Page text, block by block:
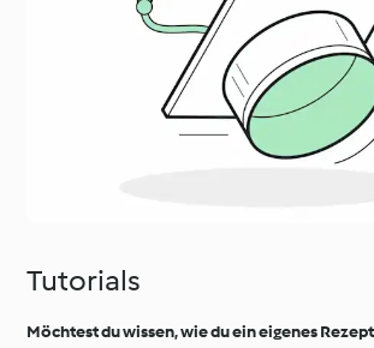
Tutorials
Möchtest du wissen, wie du ein eigenes